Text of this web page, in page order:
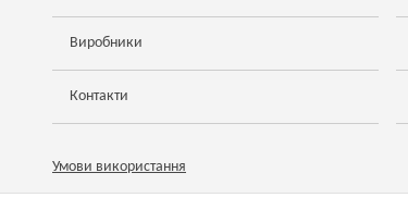
Виробники
Контакти
Умови використання